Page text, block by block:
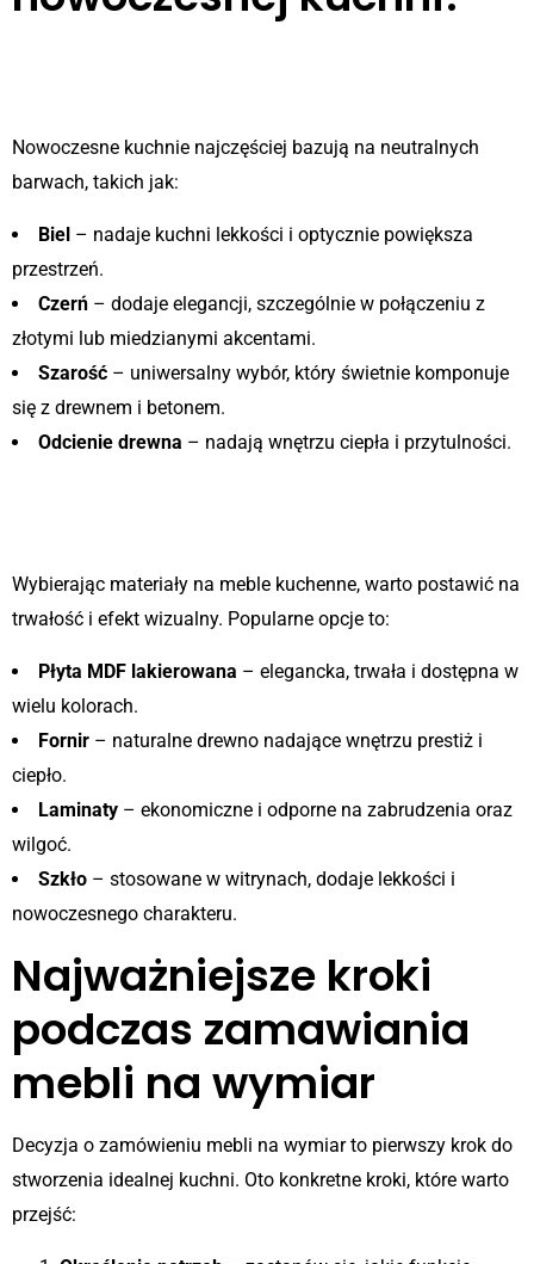
Nowoczesne kuchnie najczęściej bazują na neutralnych
barwach, takich jak:
Biel – nadaje kuchni lekkości i optycznie powiększa
przestrzeń.
Czerń – dodaje elegancji, szczególnie w połączeniu z
złotymi lub miedzianymi akcentami.
Szarość – uniwersalny wybór, który świetnie komponuje
się z drewnem i betonem.
Odcienie drewna – nadają wnętrzu ciepła i przytulności.
Wybierając materiały na meble kuchenne, warto postawić na
trwałość i efekt wizualny. Popularne opcje to:
Płyta MDF lakierowana – elegancka, trwała i dostępna w
wielu kolorach.
Fornir – naturalne drewno nadające wnętrzu prestiż i
ciepło.
Laminaty – ekonomiczne i odporne na zabrudzenia oraz
wilgoć.
Szkło – stosowane w witrynach, dodaje lekkości i
nowoczesnego charakteru.
Najważniejsze kroki
podczas zamawiania
mebli na wymiar
Decyzja o zamówieniu mebli na wymiar to pierwszy krok do
stworzenia idealnej kuchni. Oto konkretne kroki, które warto
przejść: